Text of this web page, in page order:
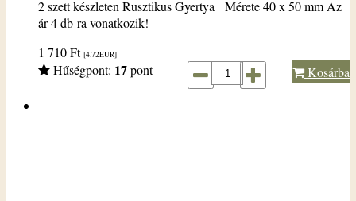
2 szett készleten Rusztikus Gyertya Mérete 40 x 50 mm Az
ár 4 db-ra vonatkozik!
1 710Ft [4.72EUR]
Hűségpont: 17pont Kosárba